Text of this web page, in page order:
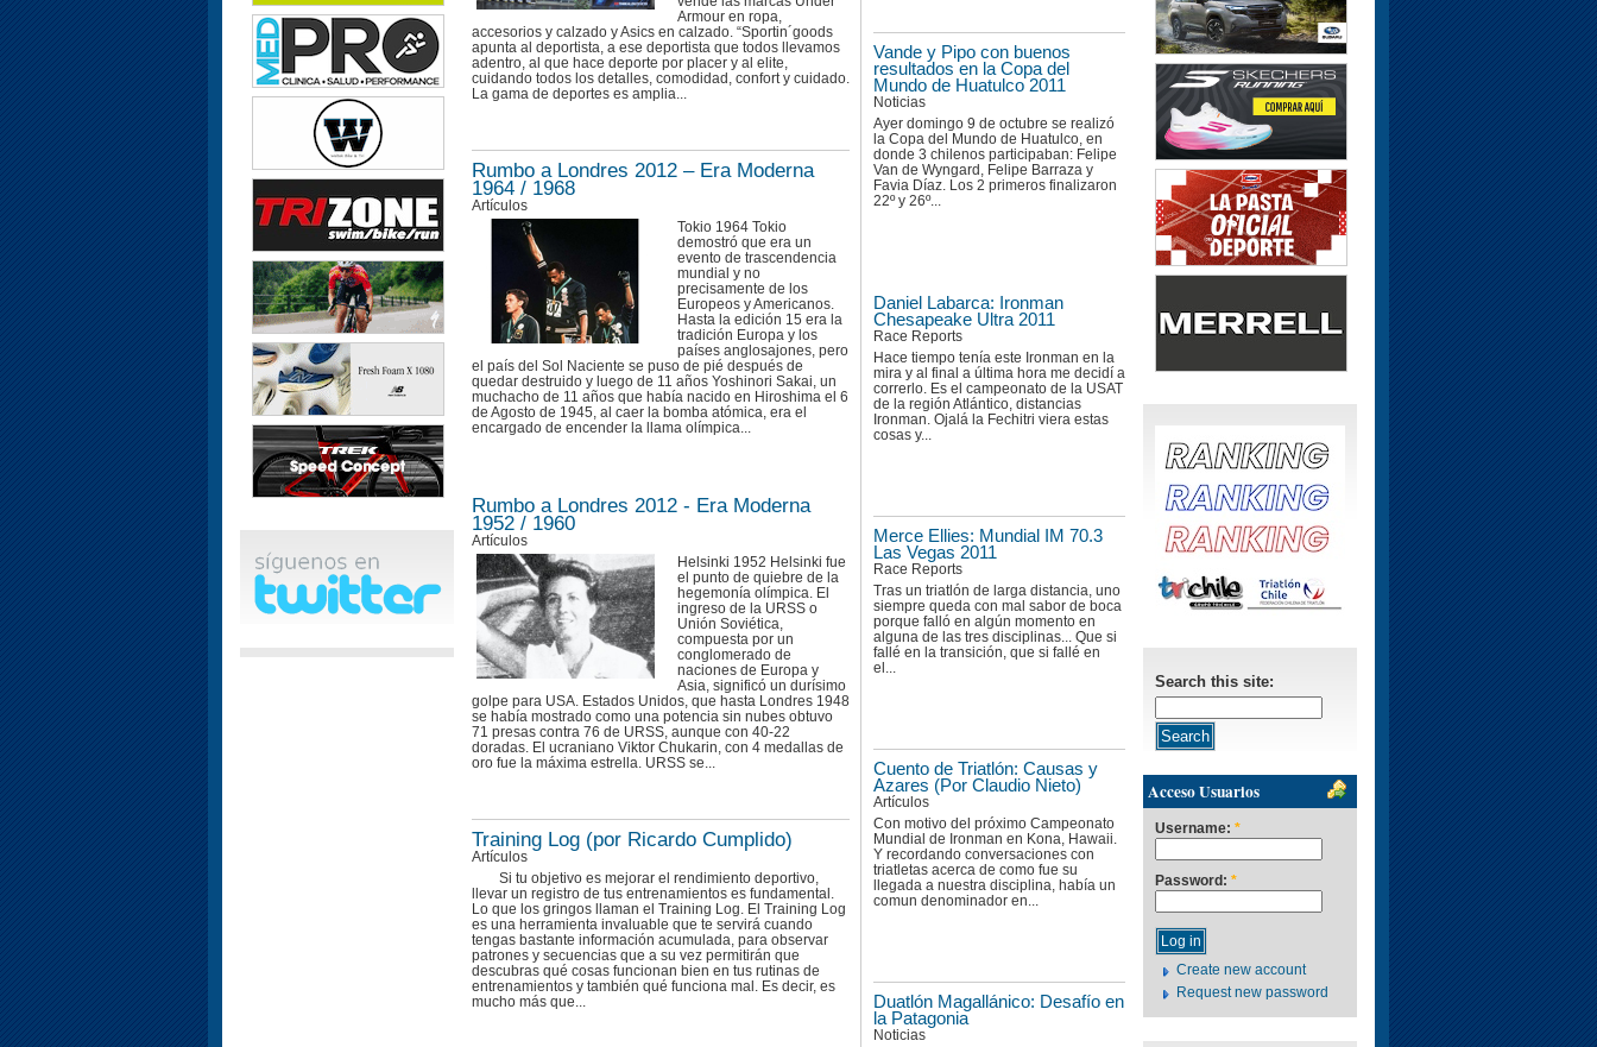
Vande y Pipo con buenos
resultados en la Copa del
Mundo de Huatulco 2011
Noticias
Ayer domingo 9 de octubre se realizó
la Copa del Mundo de Huatulco, en
donde 3 chilenos participaban: Felipe
Van de Wyngard, Felipe Barraza y
Favia Díaz. Los 2 primeros finalizaron
22º y 26º...
Daniel Labarca: Ironman
Chesapeake Ultra 2011
Race Reports
Hace tiempo tenía este Ironman en la
mira y al final a última hora me decidí a
correrlo. Es el campeonato de la USAT
de la región Atlántico, distancias
Ironman. Ojalá la Fechitri viera estas
cosas y...
Merce Ellies: Mundial IM 70.3
Las Vegas 2011
Race Reports
Tras un triatlón de larga distancia, uno
siempre queda con mal sabor de boca
porque falló en algún momento en
alguna de las tres disciplinas... Que si
fallé en la transición, que si fallé en
el...
Cuento de Triatlón: Causas y
Azares (Por Claudio Nieto)
Artículos
Con motivo del próximo Campeonato
Mundial de Ironman en Kona, Hawaii.
Y recordando conversaciones con
triatletas acerca de como fue su
llegada a nuestra disciplina, había un
comun denominador en...
Duatlón Magallánico: Desafío en
la Patagonia
Noticias
Armour en ropa,
accesorios y calzado y Asics en calzado. “Sportin´goods
apunta al deportista, a ese deportista que todos llevamos
adentro, al que hace deporte por placer y al elite,
cuidando todos los detalles, comodidad, confort y cuidado.
La gama de deportes es amplia...
Rumbo a Londres 2012 – Era Moderna
1964 / 1968
Artículos
Tokio 1964 Tokio
demostró que era un
evento de trascendencia
mundial y no
precisamente de los
Europeos y Americanos.
Hasta la edición 15 era la
tradición Europa y los
países anglosajones, pero
el país del Sol Naciente se puso de pié después de
quedar destruido y luego de 11 años Yoshinori Sakai, un
muchacho de 11 años que había nacido en Hiroshima el 6
de Agosto de 1945, al caer la bomba atómica, era el
encargado de encender la llama olímpica...
Rumbo a Londres 2012 - Era Moderna
1952 / 1960
Artículos
Helsinki 1952 Helsinki fue
el punto de quiebre de la
hegemonía olímpica. El
ingreso de la URSS o
Unión Soviética,
compuesta por un
conglomerado de
naciones de Europa y
Asia, significó un durísimo
golpe para USA. Estados Unidos, que hasta Londres 1948
se había mostrado como una potencia sin nubes obtuvo
71 presas contra 76 de URSS, aunque con 40-22
doradas. El ucraniano Viktor Chukarin, con 4 medallas de
oro fue la máxima estrella. URSS se...
Training Log (por Ricardo Cumplido)
Artículos
Si tu objetivo es mejorar el rendimiento deportivo,
llevar un registro de tus entrenamientos es fundamental.
Lo que los gringos llaman el Training Log. El Training Log
es una herramienta invaluable que te servirá cuando
tengas bastante información acumulada, para observar
patrones y secuencias que a su vez permitirán que
descubras qué cosas funcionan bien en tus rutinas de
entrenamientos y también qué funciona mal. Es decir, es
mucho más que...
Search this site:
Acceso Usuarios
Username: *
Password: *
Create new account
Request new password